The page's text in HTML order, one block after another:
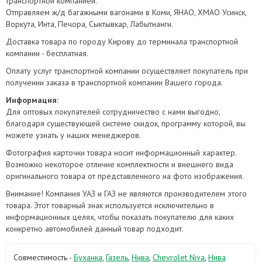
Отправляем ж/д багажными вагонами в Коми, ЯНАО, ХМАО Усинск,
Воркута, Инта, Печора, Сыктывкар, Лабытнанги.
Доставка товара по городу Кирову до терминала транспортной
компании - бесплатная.
Оплату услуг транспортной компании осуществляет покупатель при
получении заказа в транспортной компании Вашего города.
Информация:
Для оптовых покупателей сотрудничество с нами выгодно,
благодаря существующей системе скидок, программу которой, вы
можете узнать у наших менеджеров.
Фотография карточки товара носит информационный характер.
Возможно некоторое отличие комплектности и внешнего вида
оригинального товара от представленного на фото изображения.
Внимание! Компания УАЗ и ГАЗ не являются производителем этого
товара. Этот товарный знак используется исключительно в
информационных целях, чтобы показать покупателю для каких
конкретно автомобилей данный товар подходит.
Совместимость - Буханка, Газель, Нива, Chevrolet Niva, Нива